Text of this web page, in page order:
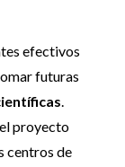
efectivos
futuras
.
proyecto
centros de